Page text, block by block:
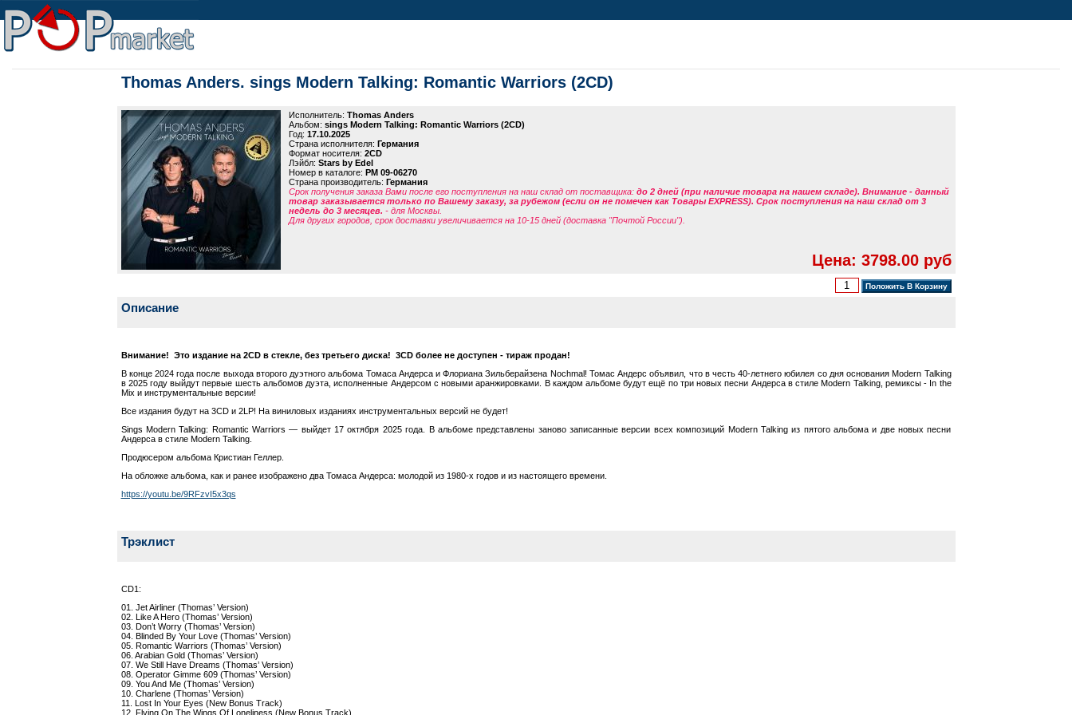
Thomas Anders. sings Modern Talking: Romantic Warriors (2CD)
Исполнитель: Thomas Anders
Альбом: sings Modern Talking: Romantic Warriors (2CD)
Год: 17.10.2025
Страна исполнителя: Германия
Формат носителя: 2CD
Лэйбл: Stars by Edel
Номер в каталоге: PM 09-06270
Страна производитель: Германия
Срок получения заказа Вами после его поступления на наш склад от поставщика: до 2 дней (при наличие товара на нашем складе). Внимание - данный
товар заказывается только по Вашему заказу, за рубежом (если он не помечен как Товары EXPRESS). Срок поступления на наш склад от 3
недель до 3 месяцев. - для Москвы.
Для других городов, срок доставки увеличивается на 10-15 дней (доставка "Почтой России").
Цена: 3798.00 руб
Описание
Внимание! Это издание на 2CD в стекле, без третьего диска! 3CD более не доступен - тираж продан!
В конце 2024 года после выхода второго дуэтного альбома Томаса Андерса и Флориана Зильберайзена Nochmal! Томас Андерс объявил, что в честь 40-летнего юбилея со дня основания Modern Talking
в 2025 году выйдут первые шесть альбомов дуэта, исполненные Андерсом с новыми аранжировками. В каждом альбоме будут ещё по три новых песни Андерса в стиле Modern Talking, ремиксы - In the
Mix и инструментальные версии!
Все издания будут на 3CD и 2LP! На виниловых изданиях инструментальных версий не будет!
Sings Modern Talking: Romantic Warriors — выйдет 17 октября 2025 года. В альбоме представлены заново записанные версии всех композиций Modern Talking из пятого альбома и две новых песни
Андерса в стиле Modern Talking.
Продюсером альбома Кристиан Геллер.
На обложке альбома, как и ранее изображено два Томаса Андерса: молодой из 1980-х годов и из настоящего времени.
https://youtu.be/9RFzvI5x3qs
Трэклист
CD1:
01. Jet Airliner (Thomas’ Version)
02. Like A Hero (Thomas’ Version)
03. Don’t Worry (Thomas’ Version)
04. Blinded By Your Love (Thomas’ Version)
05. Romantic Warriors (Thomas’ Version)
06. Arabian Gold (Thomas’ Version)
07. We Still Have Dreams (Thomas’ Version)
08. Operator Gimme 609 (Thomas’ Version)
09. You And Me (Thomas’ Version)
10. Charlene (Thomas’ Version)
11. Lost In Your Eyes (New Bonus Track)
12. Flying On The Wings Of Loneliness (New Bonus Track)